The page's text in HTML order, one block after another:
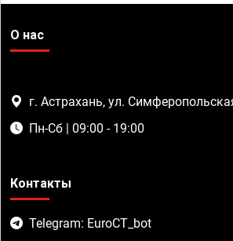
О нас
г. Астрахань, ул.
Пн-Сб | 09:00 - 19:00
Контакты
Telegram: EuroCT_bot